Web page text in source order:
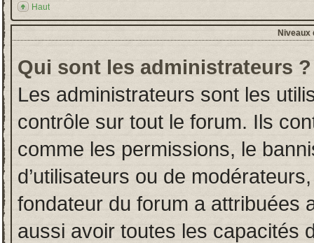
Haut
Niveaux
Qui sont les administrateurs ?
Les administrateurs sont les
contrôle sur tout le forum. Ils
comme les permissions, le
d’utilisateurs ou de
fondateur du forum a attribuées
aussi avoir toutes les capacités